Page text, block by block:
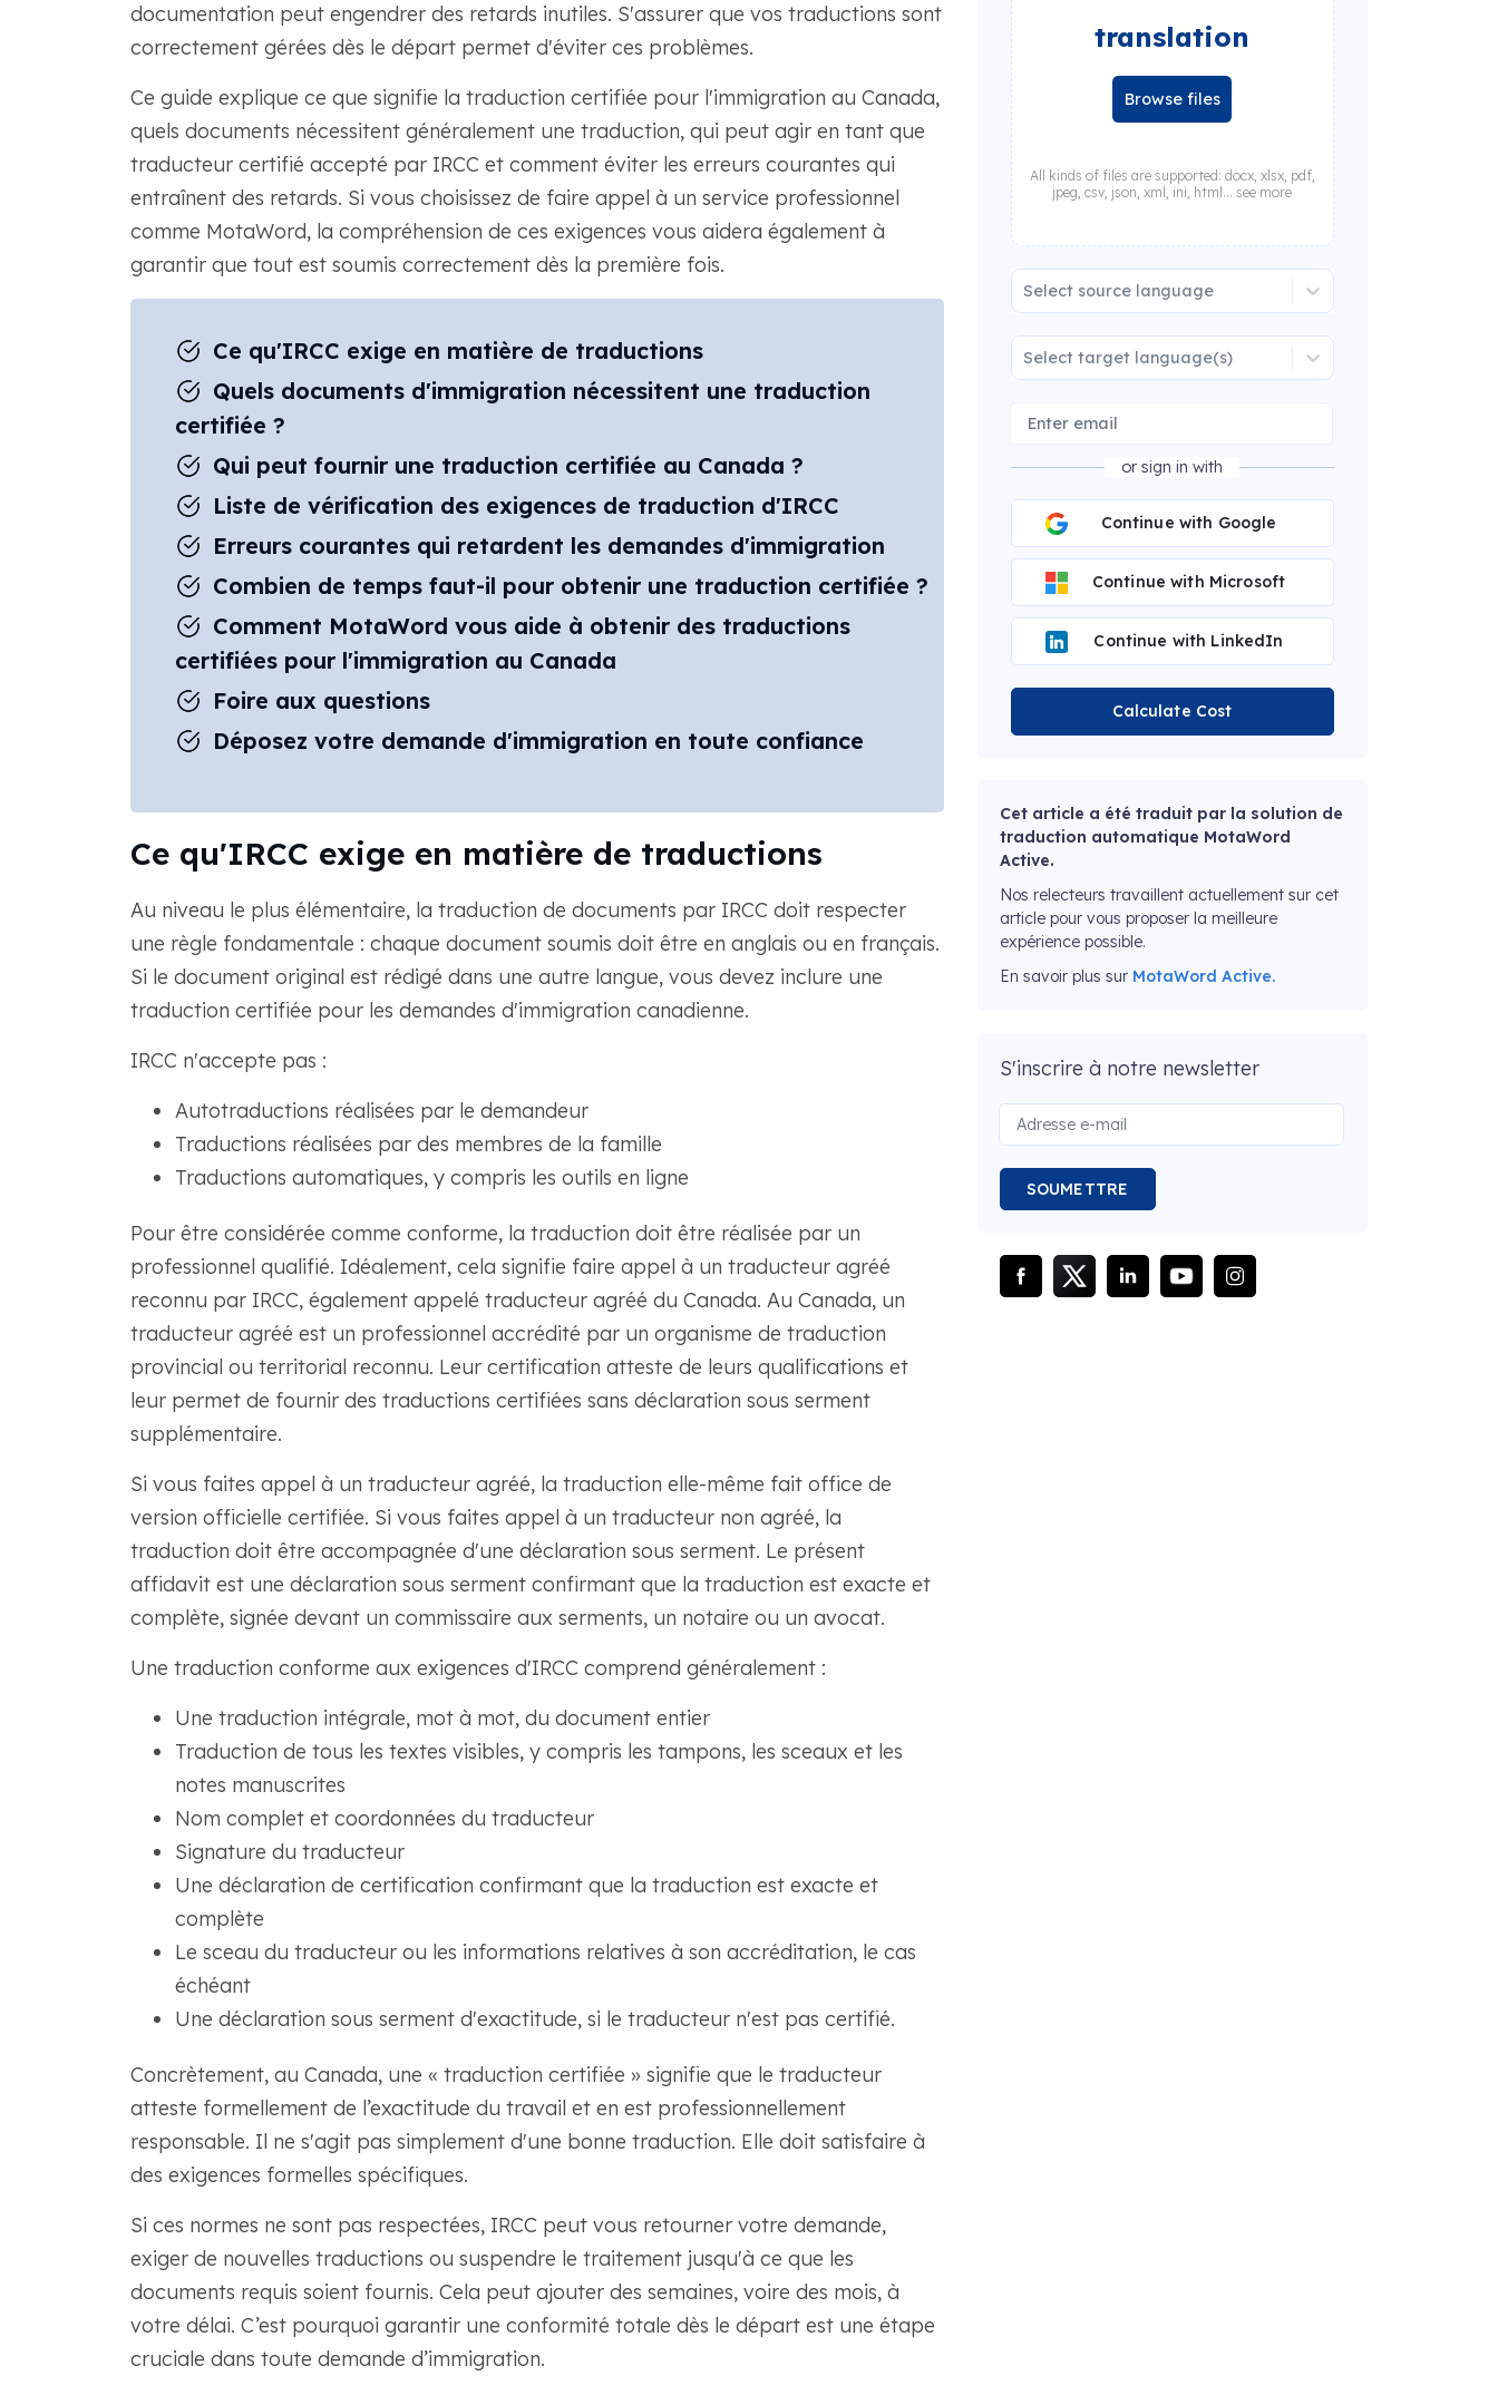
documentation peut engendrer des retards inutiles. S'assurer que vos traductions sont
correctement gérées dès le départ permet d'éviter ces problèmes.
Ce guide explique ce que signifie la traduction certifiée pour l'immigration au Canada,
quels documents nécessitent généralement une traduction, qui peut agir en tant que
traducteur certifié accepté par IRCC et comment éviter les erreurs courantes qui
entraînent des retards. Si vous choisissez de faire appel à un service professionnel
comme MotaWord, la compréhension de ces exigences vous aidera également à
garantir que tout est soumis correctement dès la première fois.
Ce qu'IRCC exige en matière de traductions
Quels documents d'immigration nécessitent une traduction
certifiée ?
Qui peut fournir une traduction certifiée au Canada ?
Liste de vérification des exigences de traduction d'IRCC
Erreurs courantes qui retardent les demandes d'immigration
Combien de temps faut-il pour obtenir une traduction certifiée ?
Comment MotaWord vous aide à obtenir des traductions
certifiées pour l'immigration au Canada
Foire aux questions
Déposez votre demande d'immigration en toute confiance
Ce qu'IRCC exige en matière de traductions
Au niveau le plus élémentaire, la traduction de documents par IRCC doit respecter
une règle fondamentale : chaque document soumis doit être en anglais ou en français.
Si le document original est rédigé dans une autre langue, vous devez inclure une
traduction certifiée pour les demandes d'immigration canadienne.
IRCC n'accepte pas :
Autotraductions réalisées par le demandeur
Traductions réalisées par des membres de la famille
Traductions automatiques, y compris les outils en ligne
Pour être considérée comme conforme, la traduction doit être réalisée par un
professionnel qualifié. Idéalement, cela signifie faire appel à un traducteur agréé
reconnu par IRCC, également appelé traducteur agréé du Canada. Au Canada, un
traducteur agréé est un professionnel accrédité par un organisme de traduction
provincial ou territorial reconnu. Leur certification atteste de leurs qualifications et
leur permet de fournir des traductions certifiées sans déclaration sous serment
supplémentaire.
Si vous faites appel à un traducteur agréé, la traduction elle-même fait office de
version officielle certifiée. Si vous faites appel à un traducteur non agréé, la
traduction doit être accompagnée d'une déclaration sous serment. Le présent
affidavit est une déclaration sous serment confirmant que la traduction est exacte et
complète, signée devant un commissaire aux serments, un notaire ou un avocat.
Une traduction conforme aux exigences d'IRCC comprend généralement :
Une traduction intégrale, mot à mot, du document entier
Traduction de tous les textes visibles, y compris les tampons, les sceaux et les
notes manuscrites
Nom complet et coordonnées du traducteur
Signature du traducteur
Une déclaration de certification confirmant que la traduction est exacte et
complète
Le sceau du traducteur ou les informations relatives à son accréditation, le cas
échéant
Une déclaration sous serment d'exactitude, si le traducteur n'est pas certifié.
Concrètement, au Canada, une « traduction certifiée » signifie que le traducteur
atteste formellement de l’exactitude du travail et en est professionnellement
responsable. Il ne s'agit pas simplement d'une bonne traduction. Elle doit satisfaire à
des exigences formelles spécifiques.
Si ces normes ne sont pas respectées, IRCC peut vous retourner votre demande,
exiger de nouvelles traductions ou suspendre le traitement jusqu'à ce que les
documents requis soient fournis. Cela peut ajouter des semaines, voire des mois, à
votre délai. C’est pourquoi garantir une conformité totale dès le départ est une étape
cruciale dans toute demande d’immigration.
translation
Browse files
All kinds of files are supported: docx, xlsx, pdf,
jpeg, csv, json, xml, ini, html... see more
Select source language
Select target language(s)
or sign in with
Continue with Google
Continue with Microsoft
Continue with LinkedIn
Calculate Cost
Cet article a été traduit par la solution de
traduction automatique MotaWord
Active.
Nos relecteurs travaillent actuellement sur cet
article pour vous proposer la meilleure
expérience possible.
En savoir plus sur MotaWord Active.
S'inscrire à notre newsletter
SOUMETTRE